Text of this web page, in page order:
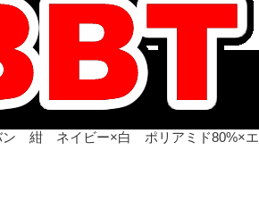
ン 紺 ネイビー×白 ポリアミド80%×エ